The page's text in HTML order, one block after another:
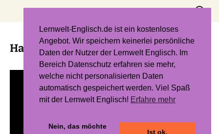
Suchen
Hangman 4 – Unit 1
Lernwelt-Englisch.de ist ein kostenloses
Angebot. Wir speichern keinerlei persönliche
Daten der Nutzer der Lernwelt Englisch. Im
Bereich Datenschutz erfahren sie mehr,
welche nicht personalisierten Daten
automatisch gespeichert werden. Viel Spaß
mit der Lernwelt Englisch! Erfahre mehr
Nein, das möchte
Ist ok.